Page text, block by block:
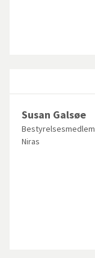
Susan Galsøe
Bestyrelsesmedlem
Niras